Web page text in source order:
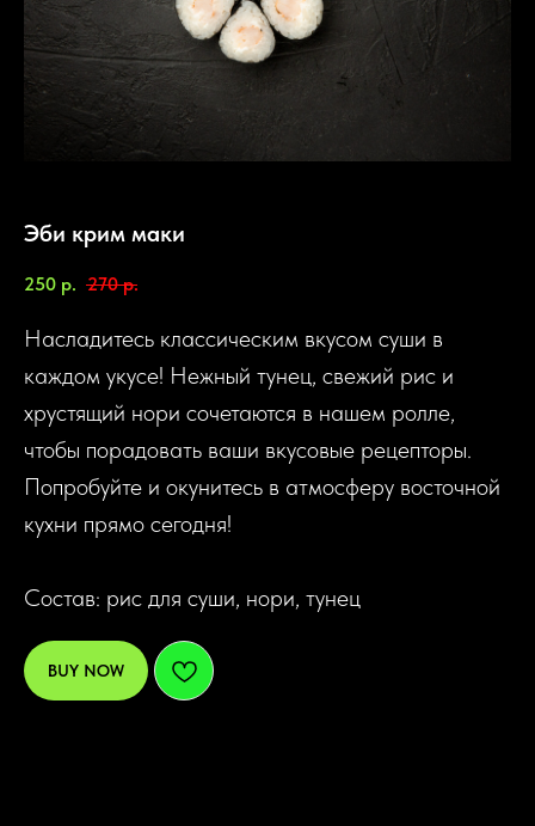
Эби крим маки
250 р. 270 р.
Насладитесь классическим вкусом суши в
каждом укусе! Нежный тунец, свежий рис и
хрустящий нори сочетаются в нашем ролле,
чтобы порадовать ваши вкусовые рецепторы.
Попробуйте и окунитесь в атмосферу восточной
кухни прямо сегодня!
Состав: рис для суши, нори, тунец
BUY NOW